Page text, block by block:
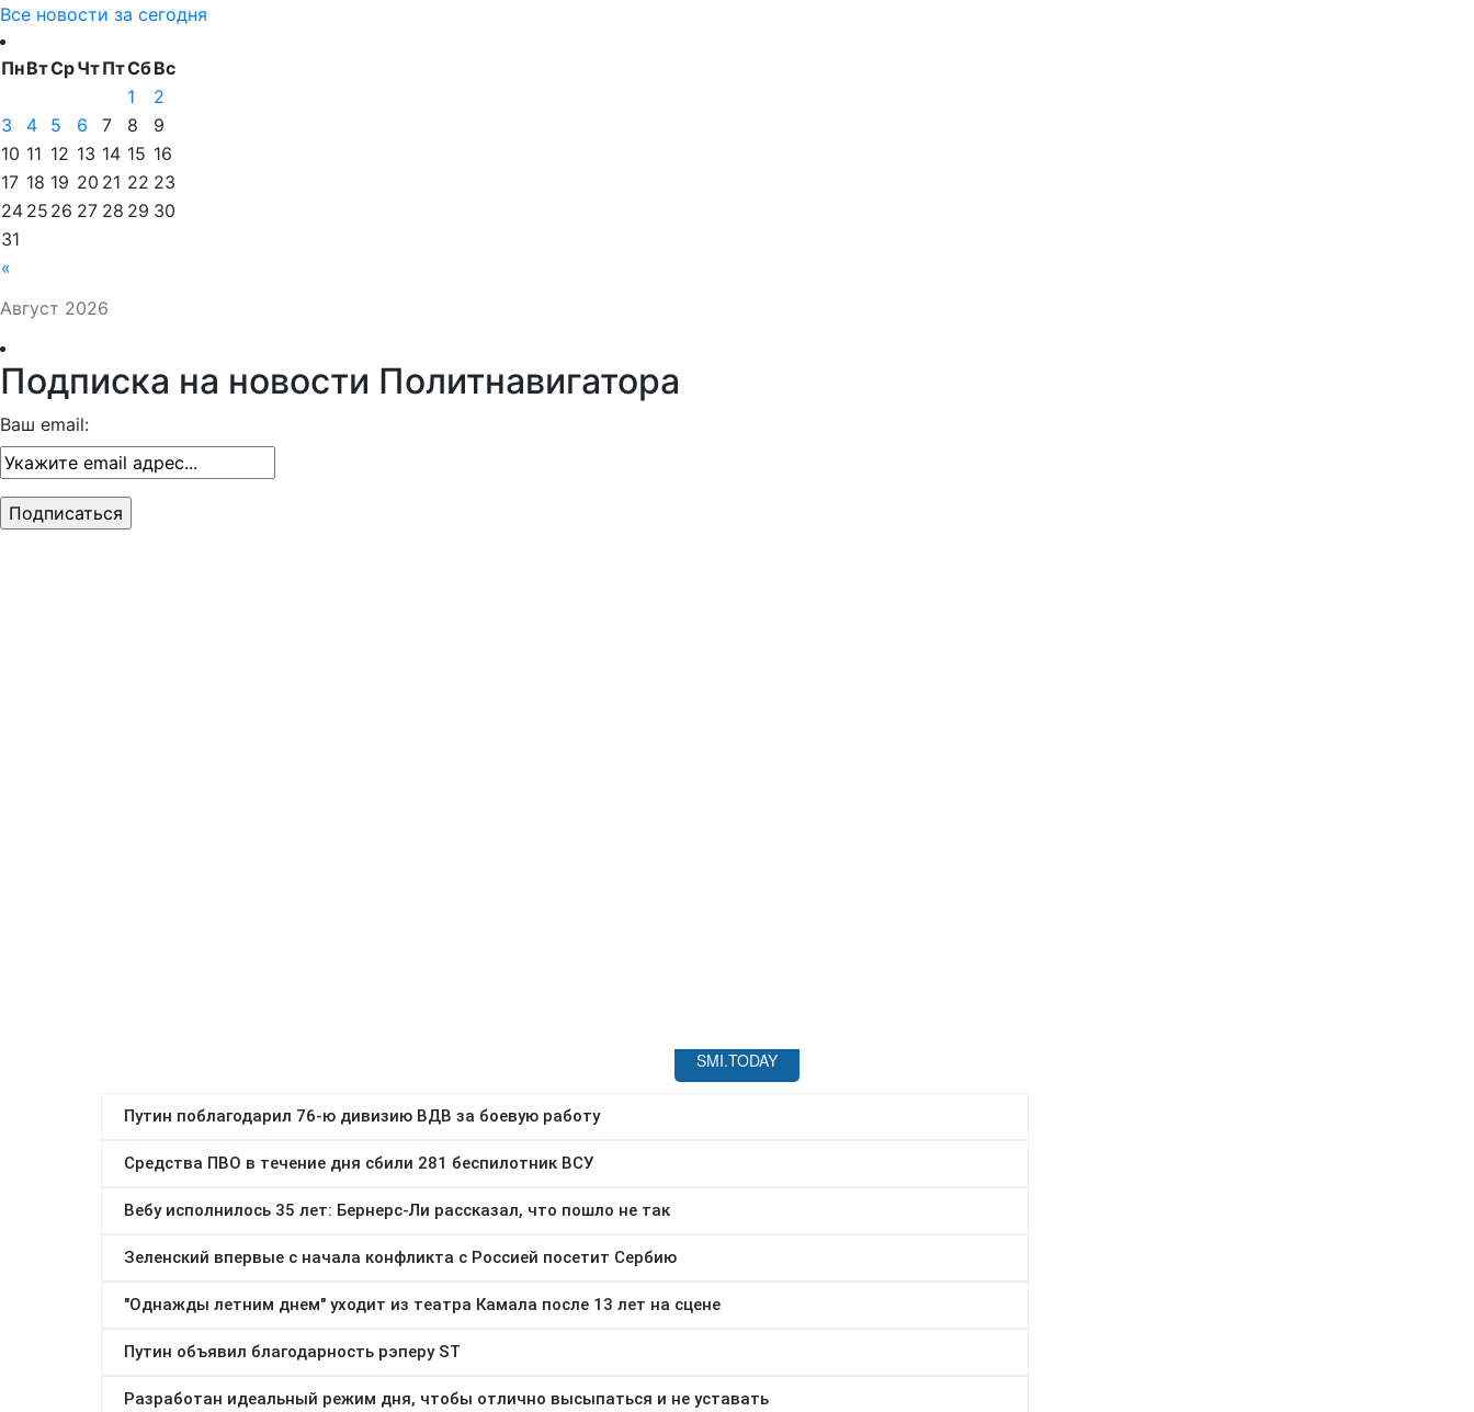
Все новости за сегодня
Август 2026
ПнВтСрЧтПтСбВс
«
1
2
3
4 5 6 7 8
9
10 11 12 13 14 15 16
17 18 19 20 21 22 23
24 25 26 27 28 29 30
31
Подписка на новости Политнавигатора
Ваш email: